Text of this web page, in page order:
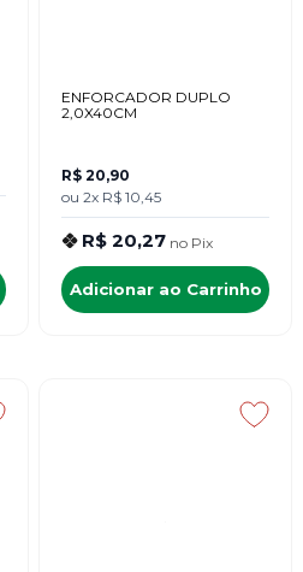
ENFORCADOR DUPLO
2,0X40CM
R$ 20,90
ou 2x R$ 10,45
R$ 20,27 no Pix
Adicionar ao Carrinho